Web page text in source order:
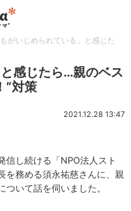
もがいじめられている」と感じた
感じたら…親のベス
”対策
2021.12.28 13:47
信し続ける「NPO法人スト
を務める須永祐慈さんに、親
いて話を伺いました。